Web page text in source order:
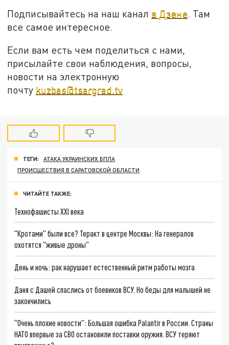
Подписывайтесь на наш канал в Дзене . Там
все самое интересное.
Если вам есть чем поделиться с нами,
присылайте свои наблюдения, вопросы,
новости на электронную
почту kuzbas@tsargrad.tv
ТЕГИ:
АТАКА УКРАИНСКИХ БПЛА
ПРОИСШЕСТВИЯ В САРАТОВСКОЙ ОБЛАСТИ
ЧИТАЙТЕ ТАКЖЕ:
Технофашисты XXI века
"Кротами" были все? Теракт в центре Москвы: На генералов
охотятся "живые дроны"
День и ночь: рак нарушает естественный ритм работы мозга
Даня с Дашей спаслись от боевиков ВСУ. Но беды для малышей не
закончились
"Очень плохие новости": Большая ошибка Palantir в России. Страны
НАТО впервые за СВО остановили поставки оружия. ВСУ теряют